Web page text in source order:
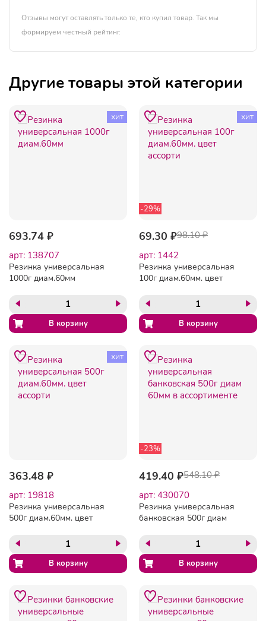
Отзывы могут оставлять только те, кто купил товар. Так мы
формируем честный рейтинг.
Другие товары этой категории
хит
693.74 ₽
арт: 138707
Резинка универсальная
1000г диам.60мм
-29%
хит
69.30 ₽98.10 ₽
арт: 1442
Резинка универсальная
100г диам.60мм. цвет
хит
363.48 ₽
арт: 19818
Резинка универсальная
500г диам.60мм. цвет
-23%
419.40 ₽548.10 ₽
арт: 430070
Резинка универсальная
банковская 500г диам